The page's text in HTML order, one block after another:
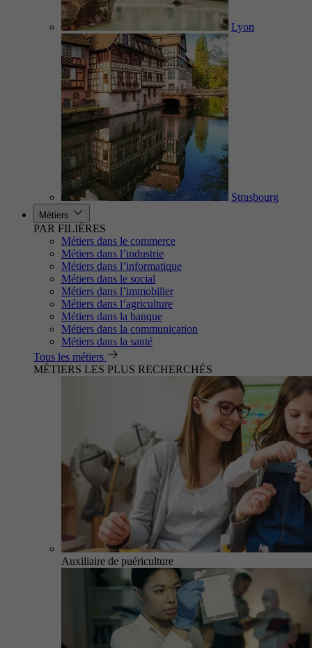
Lyon
Strasbourg
Métiers
PAR FILIÈRES
Métiers dans le commerce
Métiers dans l’industrie
Métiers dans l’informatique
Métiers dans le social
Métiers dans l’immobilier
Métiers dans l’agriculture
Métiers dans la banque
Métiers dans la communication
Métiers dans la santé
Tous les métiers
MÉTIERS LES PLUS RECHERCHÉS
Auxiliaire de puériculture